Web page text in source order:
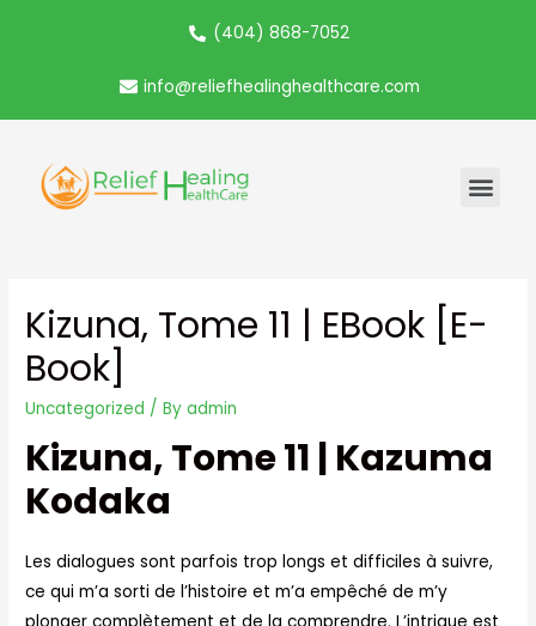
(404) 868-7052
info@reliefhealinghealthcare.com
Kizuna, Tome 11 | EBook [E-
Book]
Uncategorized / Byadmin
Kizuna, Tome 11 | Kazuma
Kodaka
Les dialogues sont parfois trop longs et difficiles à suivre,
ce qui m’a sorti de l’histoire et m’a empêché de m’y
plonger complètement et de la comprendre. L’intrigue est